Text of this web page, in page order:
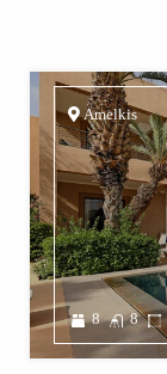
Amelkis
8 8